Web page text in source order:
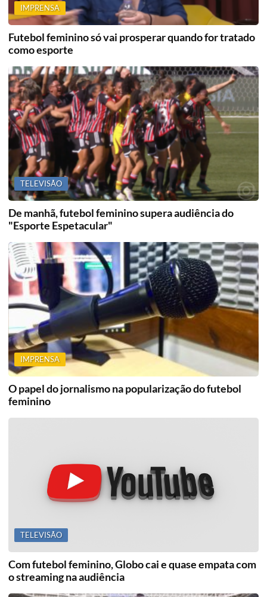
IMPRENSA
Futebol feminino só vai prosperar quando for tratado
como esporte
TELEVISÃO
De manhã, futebol feminino supera audiência do
"Esporte Espetacular"
IMPRENSA
O papel do jornalismo na popularização do futebol
feminino
TELEVISÃO
Com futebol feminino, Globo cai e quase empata com
o streaming na audiência